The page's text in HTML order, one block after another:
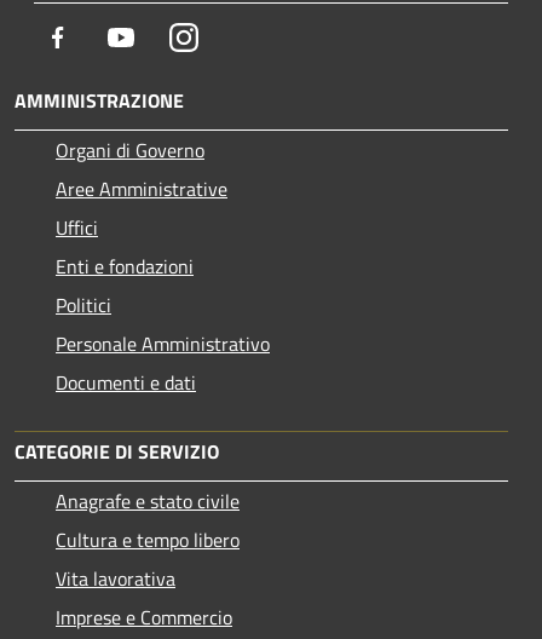
Facebook YoutubeInstagram
AMMINISTRAZIONE
Organi di Governo
Aree Amministrative
Uffici
Enti e fondazioni
Politici
Personale Amministrativo
Documenti e dati
CATEGORIE DI SERVIZIO
Anagrafe e stato civile
Cultura e tempo libero
Vita lavorativa
Imprese e Commercio